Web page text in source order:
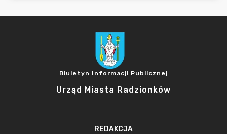
Biuletyn Informacji Publicznej
Urząd Miasta Radzionków
REDAKCJA